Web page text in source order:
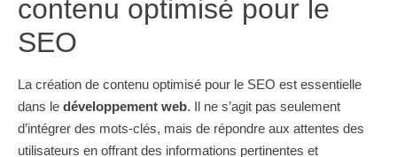
contenu optimisé pour le
SEO
La création de contenu optimisé pour le SEO est essentielle
dans le développement web. Il ne s’agit pas seulement
d’intégrer des mots-clés, mais de répondre aux attentes des
utilisateurs en offrant des informations pertinentes et